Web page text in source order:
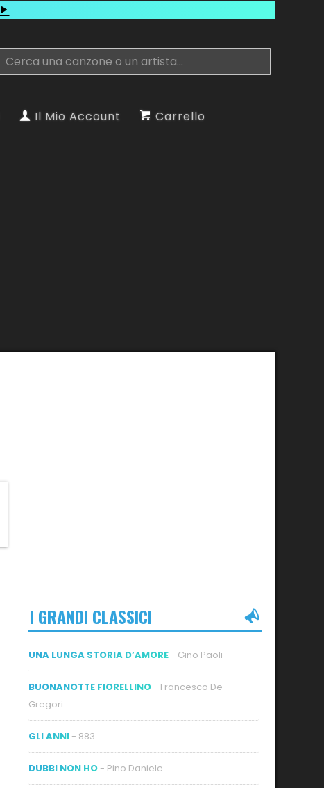
Il Mio Account Carrello
I GRANDI CLASSICI
UNA LUNGA STORIA D’AMORE - Gino Paoli
BUONANOTTE FIORELLINO - Francesco De
Gregori
GLI ANNI - 883
DUBBI NON HO - Pino Daniele